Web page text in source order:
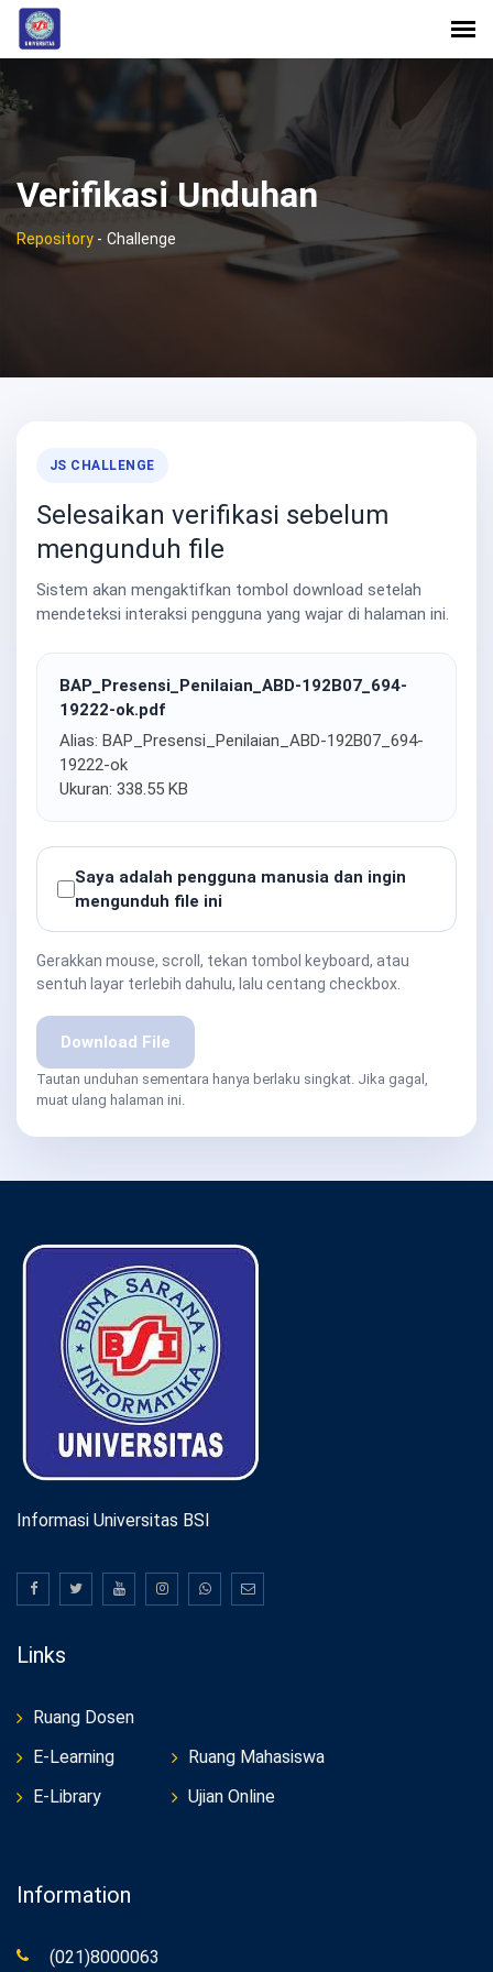
Verifikasi Unduhan
Repository - Challenge
JS CHALLENGE
Selesaikan verifikasi sebelum
mengunduh file
Sistem akan mengaktifkan tombol download setelah
mendeteksi interaksi pengguna yang wajar di halaman ini.
BAP_Presensi_Penilaian_ABD-192B07_694-
19222-ok.pdf
Alias: BAP_Presensi_Penilaian_ABD-192B07_694-
19222-ok
Ukuran: 338.55 KB
Saya adalah pengguna manusia dan ingin
mengunduh file ini
Gerakkan mouse, scroll, tekan tombol keyboard, atau
sentuh layar terlebih dahulu, lalu centang checkbox.
Download File
Tautan unduhan sementara hanya berlaku singkat. Jika gagal,
muat ulang halaman ini.
Informasi Universitas BSI
Links
Ruang Dosen
E-Learning
E-Library
Ruang Mahasiswa
Ujian Online
Information
(021)8000063